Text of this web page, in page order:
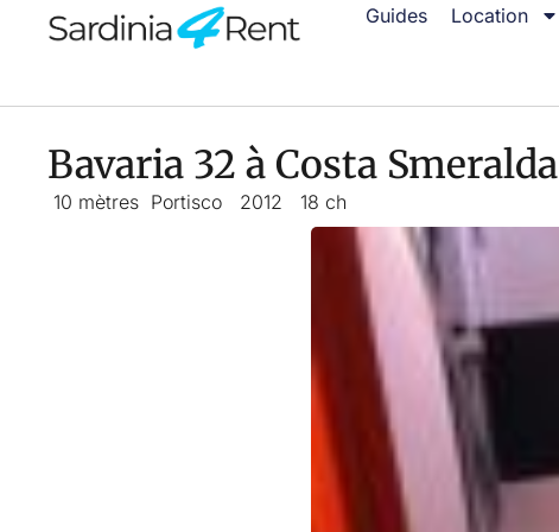
Guides Location
Bavaria 32 à Costa Smeralda
10 mètres Portisco 2012 18 ch